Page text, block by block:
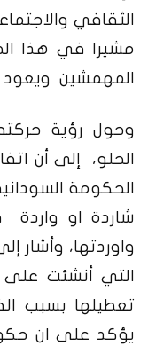
الثقافي
مشيرا في هذا
المهمشين ويعود
وحول رؤية
الحلو، إلى أن
شاردة او واردة
واوردتها، وأشار
التي أنشئت على
تعطيلها بسبب
يؤكد على ان